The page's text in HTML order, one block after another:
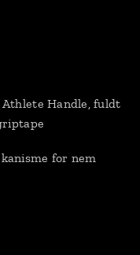
Handle, fuldt
for nem